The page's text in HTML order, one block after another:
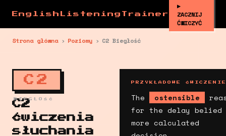
EnglishListeningTrainer
▶
ZACZNIJ
ĆWICZYĆ
Strona główna › Poziomy › C2 Biegłość
C2
BIEGŁOŚĆ
C2
Ćwiczenia
słuchania
PRZYKŁADOWE ĆWICZENIE
The ostensible
for the delay belied
more calculated